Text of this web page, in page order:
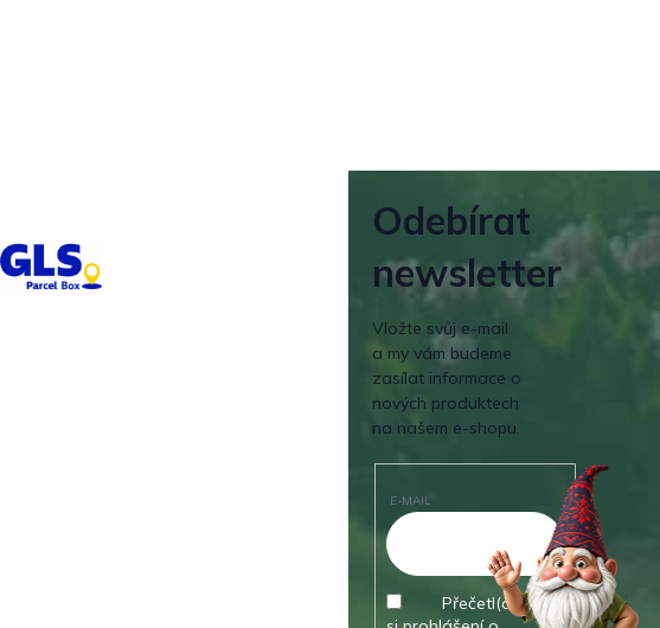
Odebírat
newsletter
Vložte svůj e-mail
a my vám budeme
zasílat informace o
nových produktech
na našem e-shopu.
E-MAIL
Přečetl(a) jsem